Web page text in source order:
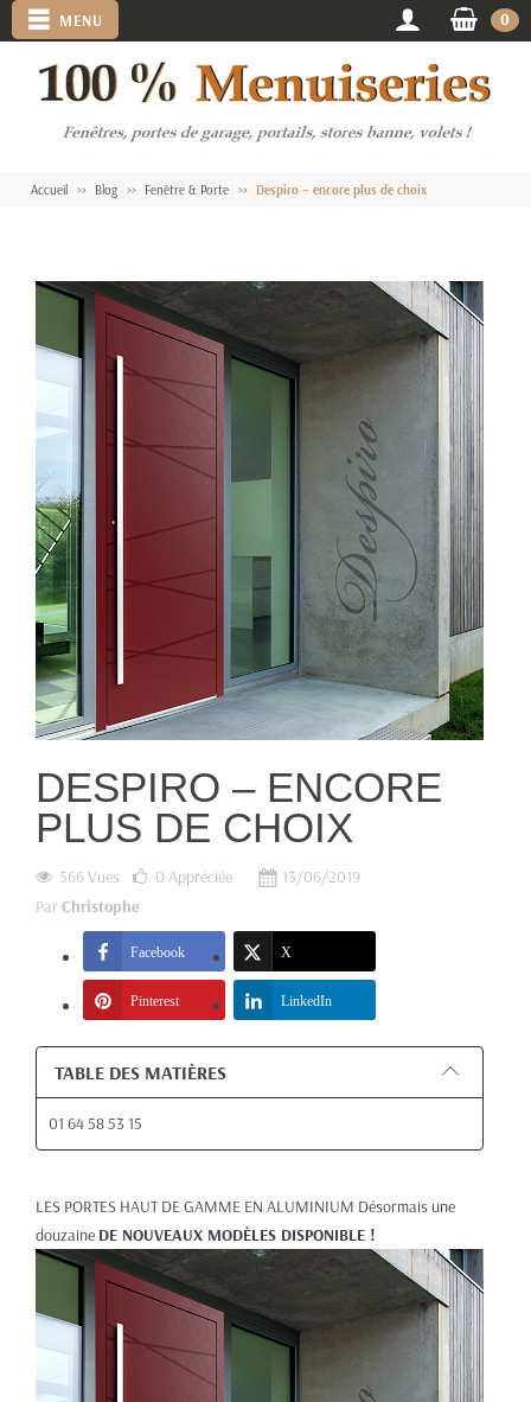
MENU 0
Accueil Blog Fenêtre & Porte Despiro – encore plus de choix
DESPIRO – ENCORE
PLUS DE CHOIX
566 Vues 0 Appréciée
13/06/2019
ParChristophe
Facebook X
Pinterest LinkedIn
TABLE DES MATIÈRES
01 64 58 53 15
LES PORTES HAUT DE GAMME EN ALUMINIUM Désormais une
douzaine DE NOUVEAUX MODÈLES DISPONIBLE !